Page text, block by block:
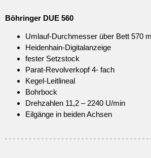
Böhringer DUE 560
Umlauf-Durchmesser über Bett 570
Heidenhain-Digitalanzeige
fester Setzstock
Parat-Revolverkopf 4- fach
Kegel-Leitlineal
Bohrbock
Drehzahlen 11,2 – 2240 U/min
Eilgänge in beiden Achsen